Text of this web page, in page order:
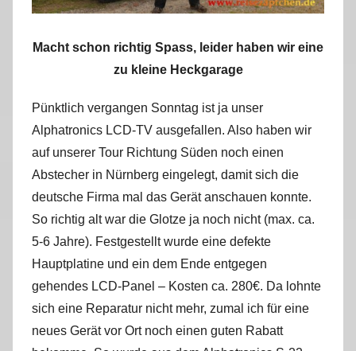
Macht schon richtig Spass, leider haben wir eine
zu kleine Heckgarage
Pünktlich vergangen Sonntag ist ja unser
Alphatronics LCD-TV ausgefallen. Also haben wir
auf unserer Tour Richtung Süden noch einen
Abstecher in Nürnberg eingelegt, damit sich die
deutsche Firma mal das Gerät anschauen konnte.
So richtig alt war die Glotze ja noch nicht (max. ca.
5-6 Jahre). Festgestellt wurde eine defekte
Hauptplatine und ein dem Ende entgegen
gehendes LCD-Panel – Kosten ca. 280€. Da lohnte
sich eine Reparatur nicht mehr, zumal ich für eine
neues Gerät vor Ort noch einen guten Rabatt